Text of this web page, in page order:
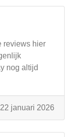
reviews hier
nog altijd
januari 2026